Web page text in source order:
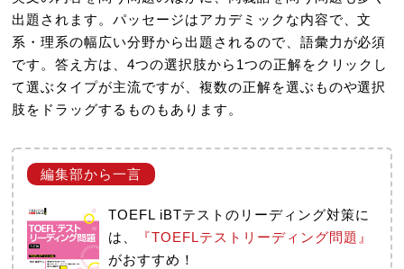
出題されます。パッセージはアカデミックな内容で、文
系・理系の幅広い分野から出題されるので、語彙力が必須
です。答え方は、4つの選択肢から1つの正解をクリックし
て選ぶタイプが主流ですが、複数の正解を選ぶものや選択
肢をドラッグするものもあります。
TOEFL iBTテストのリーディング対策に
は、
『TOEFLテストリーディング問題』
がおすすめ！